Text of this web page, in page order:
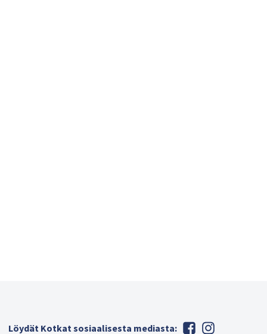
Löydät Kotkat sosiaalisesta mediasta: